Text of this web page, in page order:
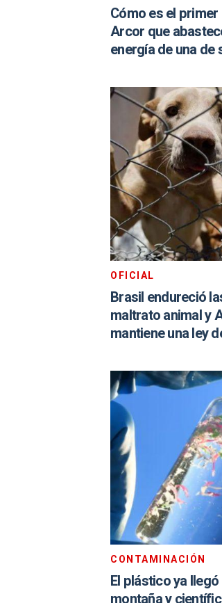
Cómo es el
Arcor que
energía de una de
OFICIAL
Brasil endureció
maltrato animal y
mantiene una ley
CONTAMINACIÓN
El plástico ya llegó